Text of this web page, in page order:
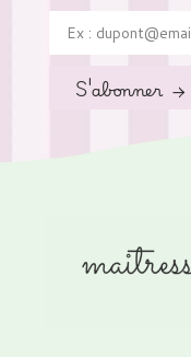
S'abonner →